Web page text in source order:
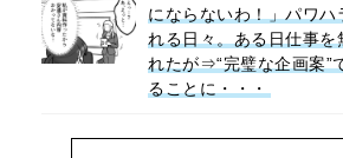
にならないわ！」パワハ
れる日々。ある日仕事を
れたが⇒“完璧な企画案”
ることに・・・